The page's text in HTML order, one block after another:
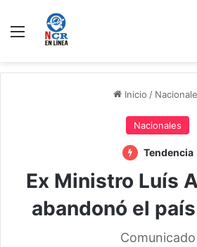
Menú
Inicio /
Nacionales
Tendencia
Ex Ministro Luís
abandonó el
Comunicado